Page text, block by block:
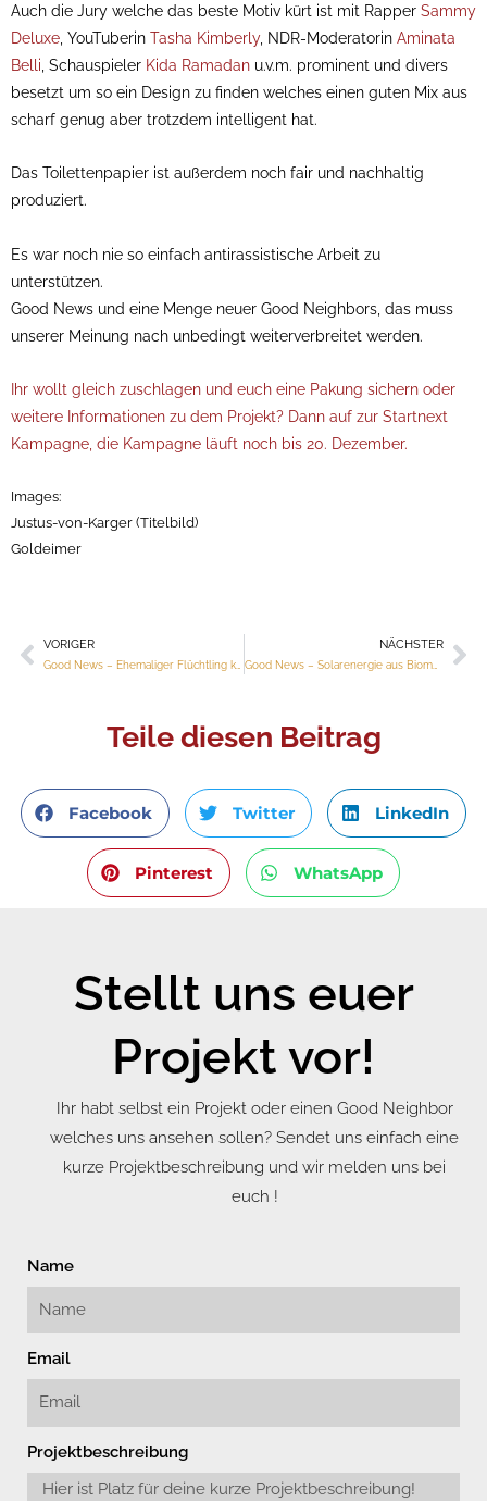
Auch die Jury welche das beste Motiv kürt ist mit Rapper Sammy
Deluxe , YouTuberin Tasha Kimberly, NDR-Moderatorin Aminata
Belli , Schauspieler Kida Ramadan u.v.m. prominent und divers
besetzt um so ein Design zu finden welches einen guten Mix aus
scharf genug aber trotzdem intelligent hat.
Das Toilettenpapier ist außerdem noch fair und nachhaltig
produziert.
Es war noch nie so einfach antirassistische Arbeit zu
unterstützen.
Good News und eine Menge neuer Good Neighbors, das muss
unserer Meinung nach unbedingt weiterverbreitet werden.
Ihr wollt gleich zuschlagen und euch eine Pakung sichern oder
weitere Informationen zu dem Projekt? Dann auf zur Startnext
Kampagne, die Kampagne läuft noch bis 20. Dezember.
Images:
Justus-von-Karger (Titelbild)
Goldeimer
Zurück
VORIGER
Good News – Ehemaliger Flüchtling kauft Asylheim
NÄCHSTER
Good News – Solarenergie aus Biomüll
Teile diesen Beitrag
Facebook Twitter LinkedIn
Pinterest WhatsApp
Stellt uns euer
Projekt vor!
Ihr habt selbst ein Projekt oder einen Good Neighbor
welches uns ansehen sollen? Sendet uns einfach eine
kurze Projektbeschreibung und wir melden uns bei
euch !
Name
Email
Projektbeschreibung